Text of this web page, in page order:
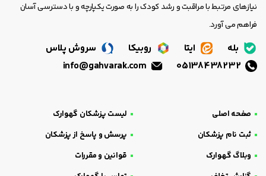
نیازهای مرتبط با مراقبت و رشد کودک را به صورت یکپارچه و با دسترسی آسان
فراهم می آورد.
بله ایتا روبیکا
سروش پلاس
صفحه اصلی
لیست پزشکان گهوارک
ثبت نام پزشکان
پرسش و پاسخ از پزشکان
وبلاگ گهوارک
قوانین و مقررات